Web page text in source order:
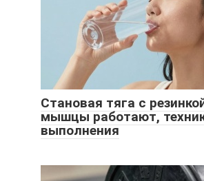
Становая тяга с
мышцы работают,
выполнения